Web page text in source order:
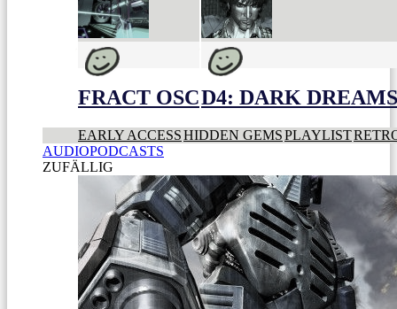
FRACT OSCD4: DARK
EARLY ACCESSHIDDEN GEMSPLAYLIST
AUDIOPODCASTS
ZUFÄLLIG